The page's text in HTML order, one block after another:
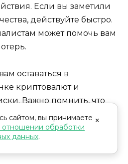
Если вы заметили
действуйте быстро.
может помочь вам
оставаться в
криптовалют и
Важно помнить, что
на каждом шагу,
быть бдительным и
×
сайтом, вы принимаете
отношении обработки
данных.